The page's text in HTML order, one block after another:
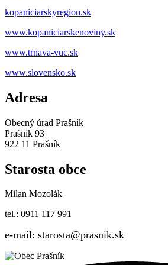
kopaniciarskyregion.sk
www.kopaniciarskenoviny.sk
www.trnava-vuc.sk
www.slovensko.sk
Adresa
Obecný úrad Prašník
Prašník 93
922 11 Prašník
Starosta obce
Milan Mozolák
tel.: 0911 117 991
e-mail: starosta@prasnik.sk